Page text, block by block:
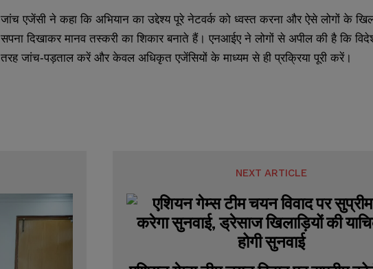
जांच एजेंसी ने कहा कि अभियान का उद्देश्य पूरे नेटवर्क को ध्वस्त करना और ऐसे लोगों के
सपना दिखाकर मानव तस्करी का शिकार बनाते हैं। एनआईए ने लोगों से अपील की है कि
तरह जांच-पड़ताल करें और केवल अधिकृत एजेंसियों के माध्यम से ही प्रक्रिया पूरी करें।
NEXT ARTICLE